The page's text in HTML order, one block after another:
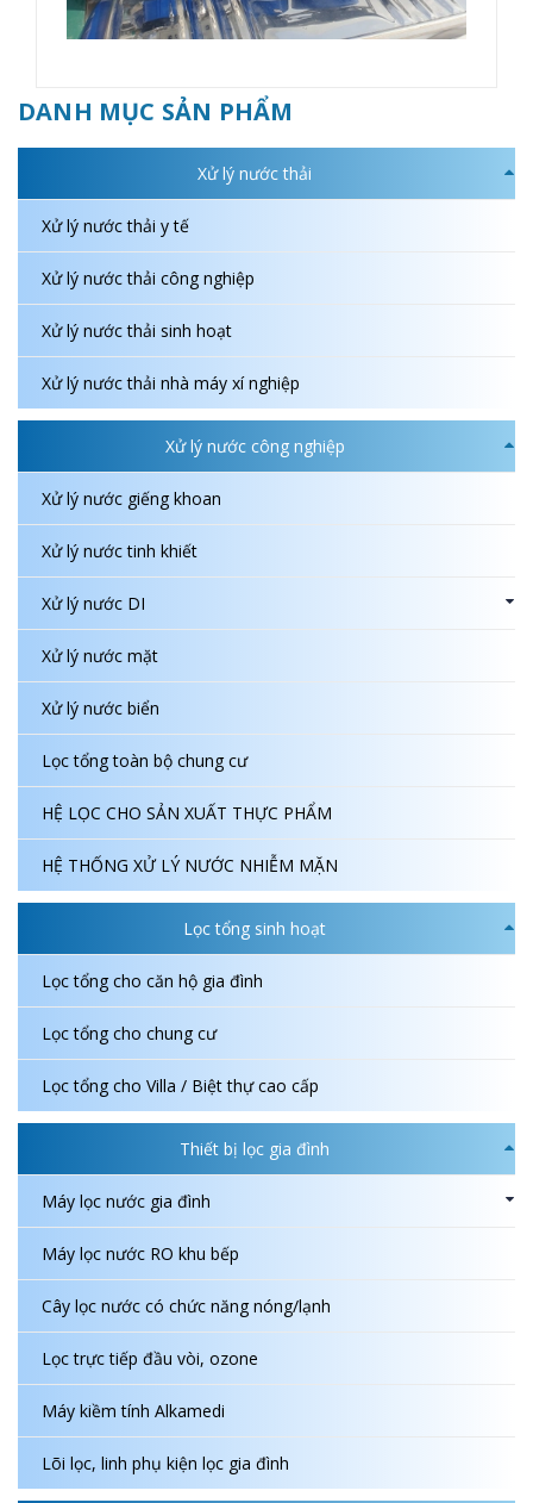
DANH MỤC SẢN PHẨM
Xử lý nước thải
Xử lý nước thải y tế
Xử lý nước thải công nghiệp
Xử lý nước thải sinh hoạt
Xử lý nước thải nhà máy xí nghiệp
Xử lý nước công nghiệp
Xử lý nước giếng khoan
Xử lý nước tinh khiết
Xử lý nước DI
Xử lý nước mặt
Xử lý nước biển
Lọc tổng toàn bộ chung cư
HỆ LỌC CHO SẢN XUẤT THỰC PHẨM
HỆ THỐNG XỬ LÝ NƯỚC NHIỄM MẶN
Lọc tổng sinh hoạt
Lọc tổng cho căn hộ gia đình
Lọc tổng cho chung cư
Lọc tổng cho Villa / Biệt thự cao cấp
Thiết bị lọc gia đình
Máy lọc nước gia đình
Máy lọc nước RO khu bếp
Cây lọc nước có chức năng nóng/lạnh
Lọc trực tiếp đầu vòi, ozone
Máy kiềm tính Alkamedi
Lõi lọc, linh phụ kiện lọc gia đình